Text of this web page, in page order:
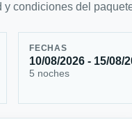
condiciones del
FECHAS
10/08/2026 - 15/08/
5 noches